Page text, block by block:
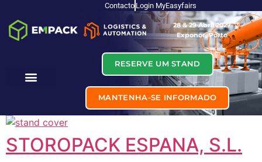
Contacto Login MyEasyfairs
28 & 29 Abril 2027
Exponor, Porto
RESERVE UM STAND
MANTENHA-SE INFORMADO
STOROPACK ESPANA, S.L.